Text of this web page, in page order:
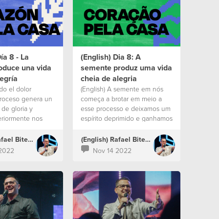
8 - La
una vida
el dolor
genera un
gloria y
nos
día a día. La
comienza
de este
corona,
por un aceite de
un espíritu
un
(English) Rafael Bitencourt
(English) Dia 8: A
semente produz uma vida
cheia de alegria
(English) A semente em nós
começa a brotar em meio a
esse processo e deixamos um
espírito deprimido e ganhamos
(English) Rafael Bitencourt
Nov 14 2022